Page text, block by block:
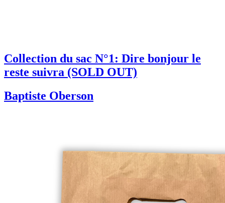
Collection du sac N°1: Dire bonjour le
reste suivra (SOLD OUT)
Baptiste Oberson